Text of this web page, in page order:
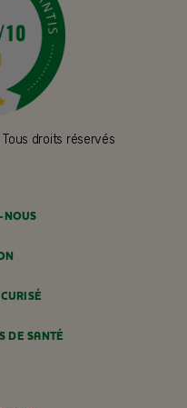
droits réservés
NOUS
DE SANTÉ